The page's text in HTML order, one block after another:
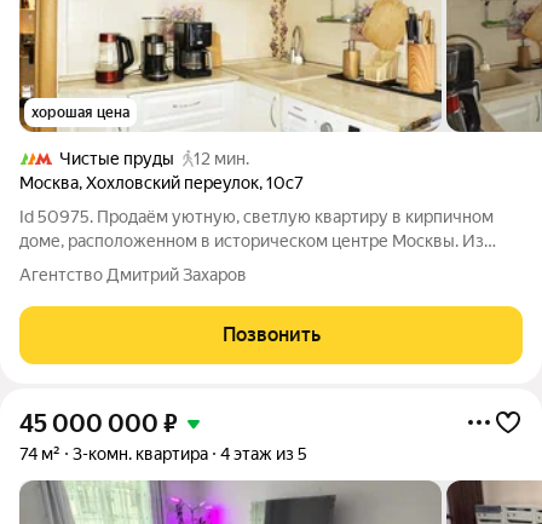
хорошая цена
Чистые пруды
12 мин.
Москва,Хохловский переулок,10с7
Id 50975. Продаём уютную, светлую квартиру в кирпичном
доме, расположенном в историческом центре Москвы. Из
окон открывается вид на тихий, зеленый двор и
архитектурные достопримечательности. Фактически квартира
базируется над коммерческим помещением,
Агентство Дмитрий Захаров
Позвонить
45 000 000 ₽
74 м² 3-комн. квартира 4 этаж из 5